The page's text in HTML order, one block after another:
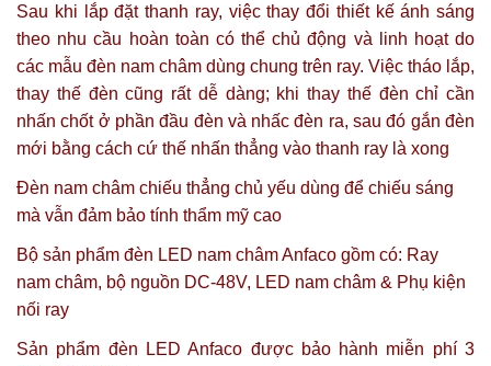
Sau khi lắp đặt thanh ray, việc thay đổi thiết kế ánh sáng
theo nhu cầu hoàn toàn có thể chủ động và linh hoạt do
các mẫu đèn nam châm dùng chung trên ray. Việc tháo lắp,
thay thế đèn cũng rất dễ dàng; khi thay thế đèn chỉ cần
nhấn chốt ở phần đầu đèn và nhấc đèn ra, sau đó gắn đèn
mới bằng cách cứ thế nhấn thẳng vào thanh ray là xong
Đèn nam châm chiếu thẳng chủ yếu dùng để chiếu sáng
mà vẫn đảm bảo tính thẩm mỹ cao
Bộ sản phẩm đèn LED nam châm Anfaco gồm có: Ray
nam châm, bộ nguồn DC-48V, LED nam châm & Phụ kiện
nối ray
Sản phẩm đèn LED Anfaco được bảo hành miễn phí 3